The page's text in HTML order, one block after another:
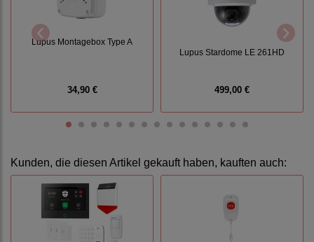
Lupus Montagebox Type A
34,90 €
Lupus Stardome LE 261HD
499,00 €
Kunden, die diesen Artikel gekauft haben, kauften auch: